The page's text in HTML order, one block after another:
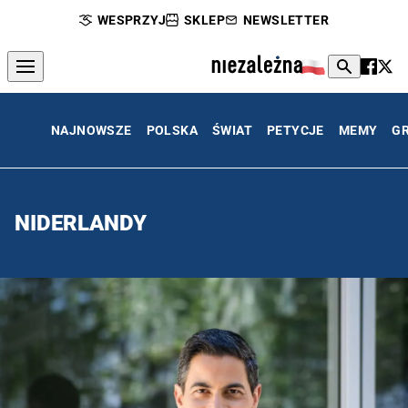
WESPRZYJ SKLEP NEWSLETTER
NAJNOWSZE POLSKA ŚWIAT PETYCJE MEMY
NIDERLANDY